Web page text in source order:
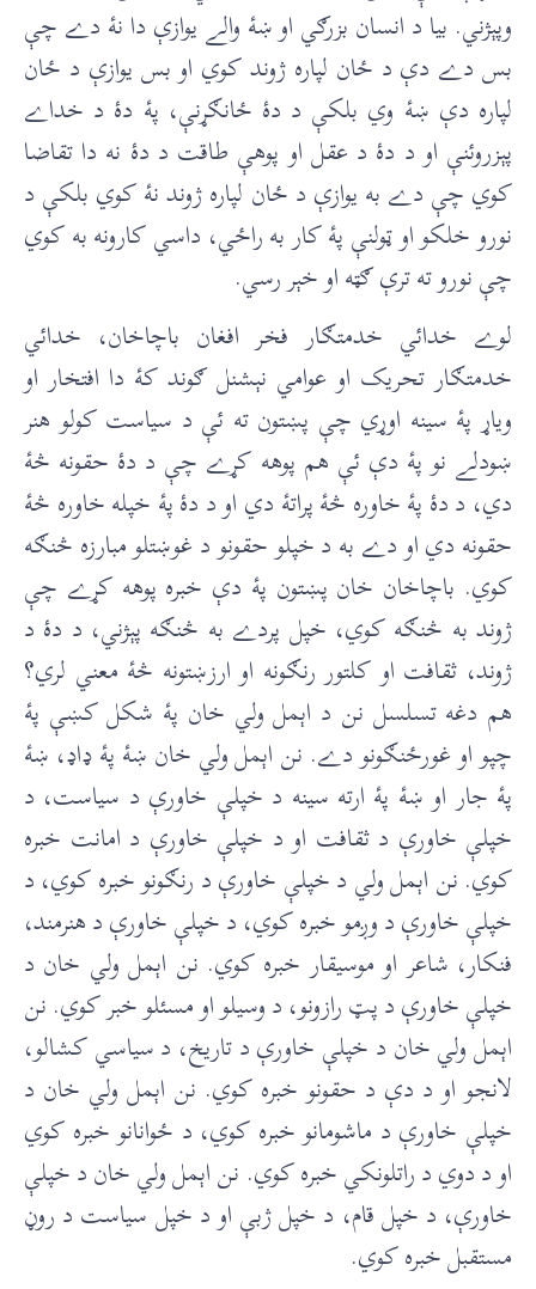
وپېژني. بيا د انسان بزرګي او ښۀ والے يوازې دا نۀ دے چې
بس دے دې د ځان لپاره ژوند کوي او بس يوازې د ځان
لپاره دې ښۀ وي بلکې د دۀ ځانګړنې، پۀ دۀ د خداے
پېزروئنې او د دۀ د عقل او پوهې طاقت د دۀ نه دا تقاضا
کوي چې دے به يوازې د ځان لپاره ژوند نۀ کوي بلکې د
نورو خلکو او ټولنې پۀ کار به راځي، داسي کارونه به کوي
چې نورو ته ترې ګټه او خېر رسي.
لوے خدائي خدمتګار فخر افغان باچاخان، خدائي
خدمتګار تحريک او عوامي نېشنل ګوند کۀ دا افتخار او
وياړ پۀ سينه اوړي چې پښتون ته ئې د سياست کولو هنر
ښودلے نو پۀ دې ئې هم پوهه کړے چې د دۀ حقونه څۀ
دي، د دۀ پۀ خاوره څۀ پراتۀ دي او د دۀ پۀ خپله خاوره څۀ
حقونه دي او دے به د خپلو حقونو د غوښتلو مبارزه څنګه
کوي. باچاخان خان پښتون پۀ دې خبره پوهه کړے چې
ژوند به څنګه کوي، خپل پردے به څنګه پېژني، د دۀ د
ژوند، ثقافت او کلتور رنګونه او ارزښتونه څۀ معني لري؟
هم دغه تسلسل نن د اېمل ولي خان پۀ شکل کښې پۀ
چپو او غورځنګونو دے. نن اېمل ولي خان ښۀ پۀ ډاډ، ښۀ
پۀ جار او ښۀ پۀ ارته سينه د خپلې خاورې د سياست، د
خپلې خاورې د ثقافت او د خپلې خاورې د امانت خبره
کوي. نن اېمل ولي د خپلې خاورې د رنګونو خبره کوي، د
خپلې خاورې د وږمو خبره کوي، د خپلې خاورې د هنرمند،
فنکار، شاعر او موسيقار خبره کوي. نن اېمل ولي خان د
خپلې خاورې د پټ رازونو، د وسيلو او مسئلو خبر کوي. نن
اېمل ولي خان د خپلې خاورې د تاريخ، د سياسي کشالو،
لانجو او د دې د حقونو خبره کوي. نن اېمل ولي خان د
خپلې خاورې د ماشومانو خبره کوي، د ځوانانو خبره کوي
او د دوي د راتلونکي خبره کوي. نن اېمل ولي خان د خپلې
خاورې، د خپل قام، د خپل ژبې او د خپل سياست د روڼ
مستقبل خبره کوي.